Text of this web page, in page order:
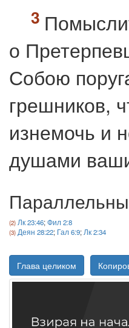
о
Собою
грешников,
изнемочь и
душами
Лк 23:46;Фил 2:8
Деян 28:22; Гал 6:9;Лк 2:34
Глава целиком